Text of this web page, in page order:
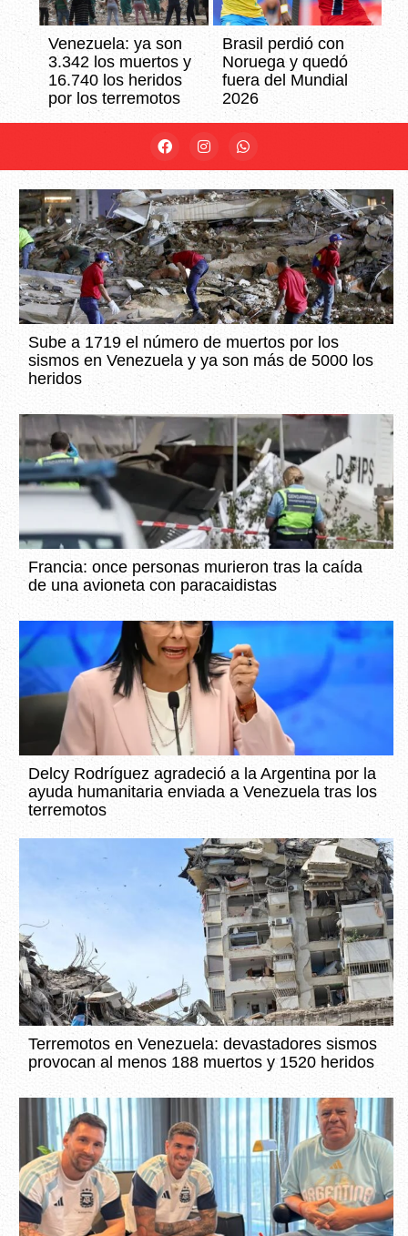
Venezuela: ya son
3.342 los muertos y
16.740 los heridos
por los terremotos
Brasil perdió con
Noruega y quedó
fuera del Mundial
2026
Sube a 1719 el número de muertos por los
sismos en Venezuela y ya son más de 5000 los
heridos
Francia: once personas murieron tras la caída
de una avioneta con paracaidistas
Delcy Rodríguez agradeció a la Argentina por la
ayuda humanitaria enviada a Venezuela tras los
terremotos
Terremotos en Venezuela: devastadores sismos
provocan al menos 188 muertos y 1520 heridos